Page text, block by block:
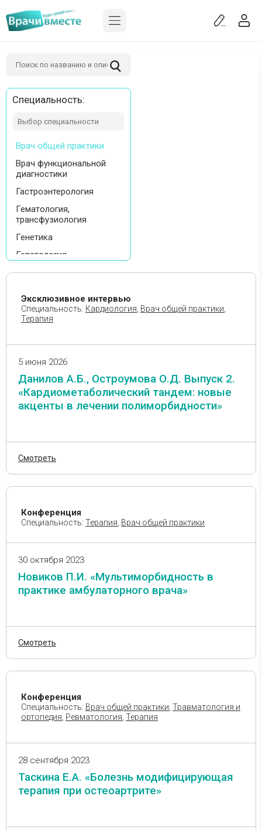
Специальность:
Акушерство
Акушерство и
иммунология
Вирусология
Врач общей практики
Врач функциональной
диагностики
Гастроэнтерология
Гематология,
трансфузиология
Генетика
Гепатология
Геронтология, гериатрия
Дерматокосметология
Детские инфекционные
Иммунология
Инфекционные болезни
Кардиохирургия
Клиническая
Колопроктология
Лечебная физкультура и
Мероприятия
Нефрология
Организатор
Остеопатия
Оториноларингология
Патологоанатомия
Педиатрия
Провизор
Психотерапия
Эксклюзивное интервью
Специальность: Кардиология Врач общей практики
Терапия
5 июня 2026
‭Данилов А.Б., Остроумова О.Д. Выпуск 2.
«Кардиометаболический тандем: новые
акценты в лечении полиморбидности‭»
Смотреть
Конференция
Специальность: Терапия Врач общей практики
30 октября 2023
Новиков П.И. «Мультиморбидность в
практике амбулаторного врача»
Смотреть
Конференция
Специальность: Врач общей практики Травматология и
ортопедия Ревматология Терапия
28 сентября 2023
Таскина Е.А. «Болезнь модифицирующая
терапия при остеоартрите»